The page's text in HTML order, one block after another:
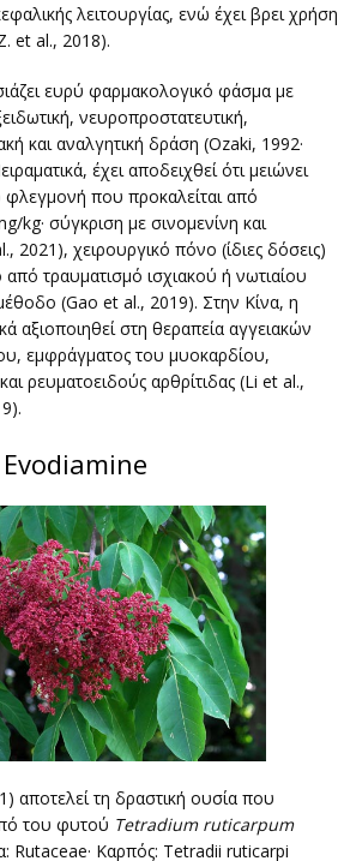
λειτουργίας, ενώ έχει βρει χρήση
et al., 2018).
ευρύ φαρμακολογικό φάσμα με
νευροπροστατευτική,
και αναλγητική δράση (Ozaki, 1992·
έχει αποδειχθεί ότι μειώνει
που προκαλείται από
kg· σύγκριση με σινομενίνη και
2021), χειρουργικό πόνο (ίδιες δόσεις)
τραυματισμό ισχιακού ή νωτιαίου
(Gao et al., 2019). Στην Κίνα, η
αξιοποιηθεί στη θεραπεία αγγειακών
εμφράγματος του μυοκαρδίου,
ρευματοειδούς αρθρίτιδας (Li et al.,
Evodiamine
αποτελεί τη δραστική ουσία που
του φυτού Tetradium ruticarpum
Rutaceae· Καρπός: Tetradii ruticarpi